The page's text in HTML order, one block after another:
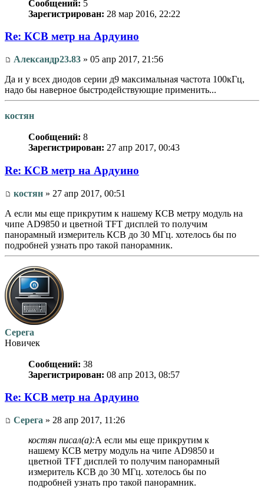
Сообщений: 5
Зарегистрирован: 28 мар 2016, 22:22
Re: КСВ метр на Ардуино
Александр23.83 » 05 апр 2017, 21:56
Да и у всех диодов серии д9 максимальная частота 100кГц,
надо бы наверное быстродействующие применить...
костян
Сообщений: 8
Зарегистрирован: 27 апр 2017, 00:43
Re: КСВ метр на Ардуино
костян » 27 апр 2017, 00:51
А если мы еще прикрутим к нашему КСВ метру модуль на
чипе AD9850 и цветной TFT дисплей то получим
панорамный измеритель КСВ до 30 МГц. хотелось бы по
подробней узнать про такой панорамник.
Серега
Новичек
Сообщений: 38
Зарегистрирован: 08 апр 2013, 08:57
Re: КСВ метр на Ардуино
Серега » 28 апр 2017, 11:26
костян писал(а):А если мы еще прикрутим к
нашему КСВ метру модуль на чипе AD9850 и
цветной TFT дисплей то получим панорамный
измеритель КСВ до 30 МГц. хотелось бы по
подробней узнать про такой панорамник.